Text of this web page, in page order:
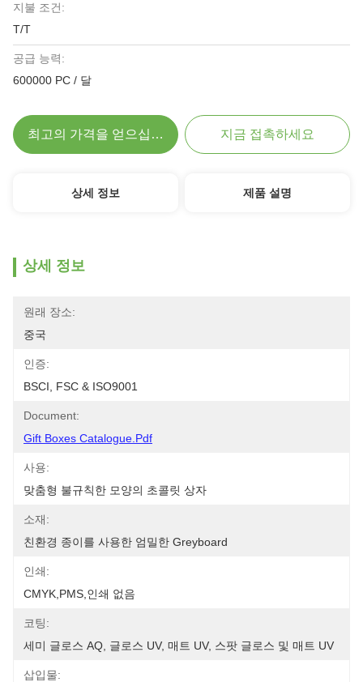
지불 조건:
T/T
공급 능력:
600000 PC / 달
최고의 가격을 얻으십시오 지금 접촉하세요
상세 정보 제품 설명
상세 정보
원래 장소:
중국
인증:
BSCI, FSC & ISO9001
Document:
Gift Boxes Catalogue.pdf
사용:
맞춤형 불규칙한 모양의 초콜릿 상자
소재:
친환경 종이를 사용한 엄밀한 Greyboard
인쇄:
CMYK,PMS,인쇄 없음
코팅:
세미 글로스 AQ, 글로스 UV, 매트 UV, 스팟 글로스 및 매트 UV
삽입물: